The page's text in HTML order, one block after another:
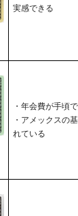
実感できる
・年会費が手頃
・アメックスの
れている